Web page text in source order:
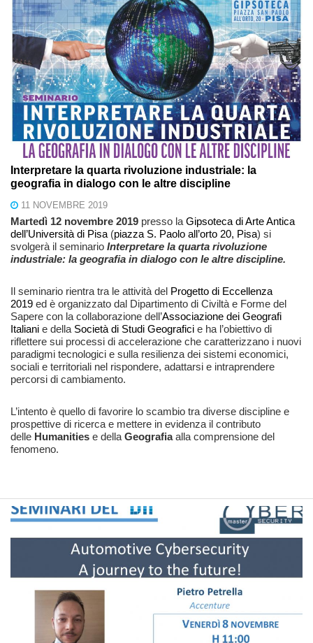
Interpretare la quarta rivoluzione industriale: la
geografia in dialogo con le altre discipline
11 NOVEMBRE 2019
Martedì 12 novembre 2019 presso la Gipsoteca di Arte Antica
dell’Università di Pisa (piazza S. Paolo all’orto 20, Pisa) si
svolgerà il seminario Interpretare la quarta rivoluzione
industriale: la geografia in dialogo con le altre discipline.
Il seminario rientra tra le attività del Progetto di Eccellenza
2019 ed è organizzato dal Dipartimento di Civiltà e Forme del
Sapere con la collaborazione dell’Associazione dei Geografi
Italiani e della Società di Studi Geografici e ha l’obiettivo di
riflettere sui processi di accelerazione che caratterizzano i nuovi
paradigmi tecnologici e sulla resilienza dei sistemi economici,
sociali e territoriali nel rispondere, adattarsi e intraprendere
percorsi di cambiamento.
L’intento è quello di favorire lo scambio tra diverse discipline e
prospettive di ricerca e mettere in evidenza il contributo
delle Humanities e della Geografiaalla comprensione del
fenomeno.